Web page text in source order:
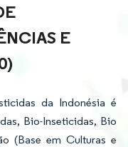
E
da Indonésia é
Bio-Inseticidas, Bio
(Base em Culturas e